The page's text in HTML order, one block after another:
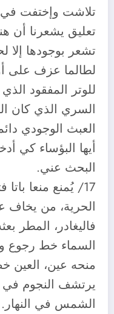
تلاشت وإختفت
تعليق يشعرنا أن
تشعر بوجودها إلا
لطالما عزف على
للوتر المفقود
السري الذي كان
العبث الوجودي
أيها البؤساء كي
البحث عني.
17/ يُمنع منعا
الحرية، من
فاليغادر، المطر
السماء خط رجوع
منحه عين،
يرتشف النجوم في
الشمس في النهار.